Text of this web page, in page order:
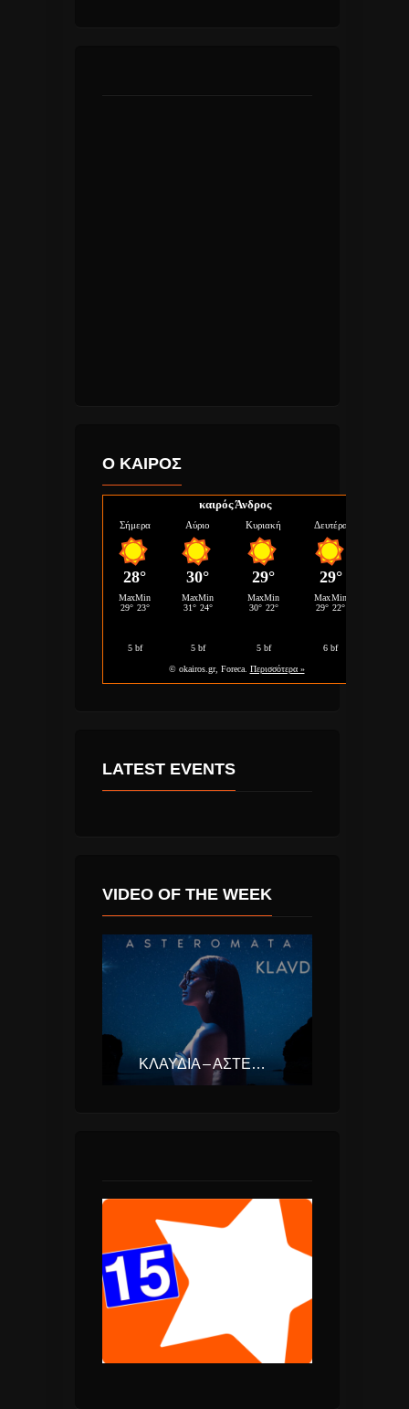
Ο ΚΑΙΡΟΣ
καιρός Άνδρος
LATEST EVENTS
VIDEO OF THE WEEK
ΚΛΑΥΔΊΑ – ΑΣΤΕΡΟΜΆΤΑ (EUROVISION ΕΛΛΆΔΑ 2025)